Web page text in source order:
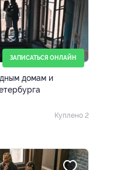
ЗАПИСАТЬСЯ ОНЛАЙН
домам и
Куплено 2